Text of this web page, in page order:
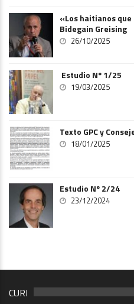
«Los haitianos
Bidegain Greising
26/10/2025
Estudio Nº 1/25
19/03/2025
Texto GPC y
18/01/2025
Estudio Nº 2/24
23/12/2024
CURI